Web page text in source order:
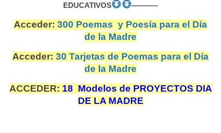
EDUCATIVOS
———–
Acceder: 300 Poemas y Poesía para el Día
de la Madre
Acceder: 30 Tarjetas de Poemas para el Día
de la Madre
ACCEDER: 18 Modelos de PROYECTOS DIA
DE LA MADRE